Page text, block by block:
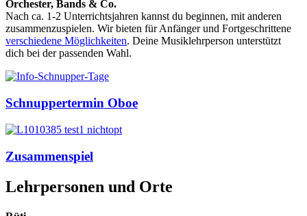
Orchester, Bands & Co.
Nach ca. 1-2 Unterrichtsjahren kannst du beginnen, mit anderen
zusammenzuspielen. Wir bieten für Anfänger und Fortgeschrittene
verschiedene Möglichkeiten. Deine Musiklehrperson unterstützt
dich bei der passenden Wahl.
Schnuppertermin Oboe
Zusammenspiel
Lehrpersonen und Orte